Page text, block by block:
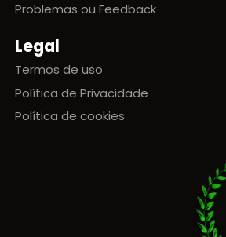
Problemas ou Feedback
Legal
Termos de uso
Política de Privacidade
Política de cookies